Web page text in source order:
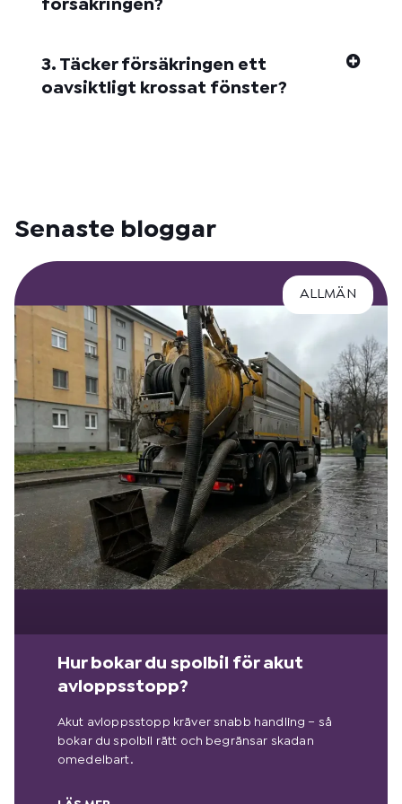
försäkringen?
3. Täcker försäkringen ett
oavsiktligt krossat fönster?
Senaste bloggar
ALLMÄN
Hur bokar du spolbil för akut
avloppsstopp?
Akut avloppsstopp kräver snabb handling – så
bokar du spolbil rätt och begränsar skadan
omedelbart.